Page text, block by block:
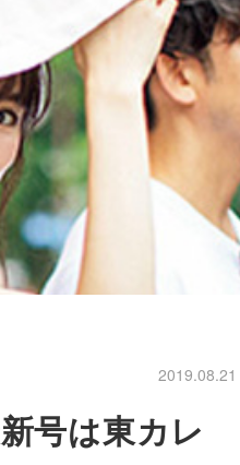
2019.08.21
号は東カレ